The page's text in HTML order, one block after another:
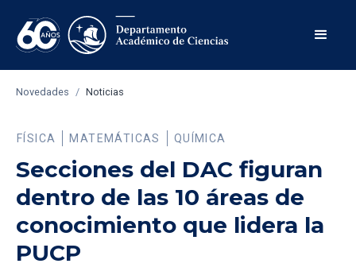
Novedades / Noticias
FÍSICA MATEMÁTICAS QUÍMICA
Secciones del DAC figuran
dentro de las 10 áreas de
conocimiento que lidera la
PUCP